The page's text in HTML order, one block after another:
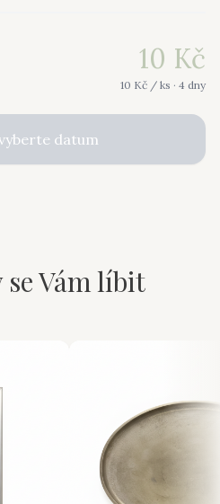
10 Kč
10 Kč / ks · 4 dny
datum
Vám líbit